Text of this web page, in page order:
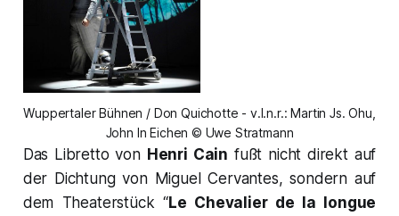
Wuppertaler Bühnen / Don Quichotte - v.l.n.r.: Martin Js. Ohu,
John In Eichen © Uwe Stratmann
Das Libretto von Henri Cain fußt nicht direkt auf
der Dichtung von Miguel Cervantes, sondern auf
dem Theaterstück “Le Chevalier de la longue